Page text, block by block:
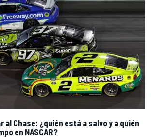
al Chase: ¿quién está a salvo y a quién
en NASCAR?